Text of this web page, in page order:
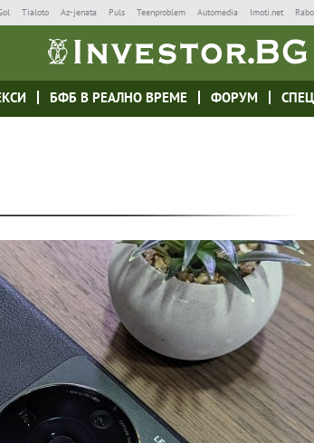
Tialoto Az-jenata Puls Teenproblem Automedia Imoti.net
БФБ В РЕАЛНО ВРЕМЕ ФОРУМ